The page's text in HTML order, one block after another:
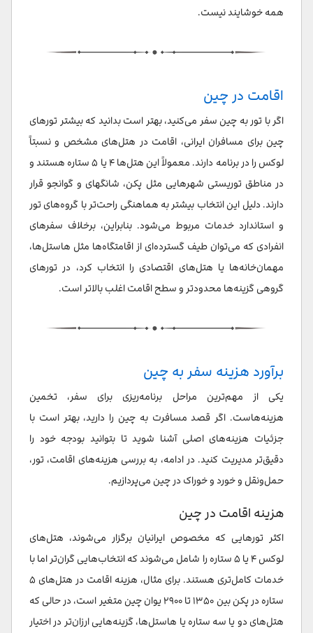
همه خوشایند نیست.
اقامت در چین
اگر با تور به چین سفر می‌کنید، بهتر است بدانید که بیشتر تورهای
چین برای مسافران ایرانی، اقامت در هتل‌های مشخص و نسبتاً
لوکس را در برنامه دارند. معمولاً این هتل‌ها ۴ یا ۵ ستاره هستند و
در مناطق توریستی شهرهایی مثل پکن، شانگهای و گوانجو قرار
دارند. دلیل این انتخاب بیشتر به هماهنگی راحت‌تر با گروه‌های تور
و استاندارد خدمات مربوط می‌شود. بنابراین، برخلاف سفرهای
انفرادی که می‌توان طیف گسترده‌ای از اقامتگاه‌ها مثل هاستل‌ها،
مهمان‌خانه‌ها یا هتل‌های اقتصادی را انتخاب کرد، در تورهای
گروهی گزینه‌ها محدودتر و سطح اقامت اغلب بالاتر است.
برآورد هزینه سفر به چین
یکی از مهم‌ترین مراحل برنامه‌ریزی برای سفر، تخمین
هزینه‌هاست. اگر قصد مسافرت به چین را دارید، بهتر است با
جزئیات هزینه‌های اصلی آشنا شوید تا بتوانید بودجه خود را
دقیق‌تر مدیریت کنید. در ادامه، به بررسی هزینه‌های اقامت، تور،
حمل‌ونقل و خورد و خوراک در چین می‌پردازیم.
هزینه اقامت در چین
اکثر تورهایی که مخصوص ایرانیان برگزار می‌شوند، هتل‌های
لوکس ۴ یا ۵ ستاره را شامل می‌شوند که انتخاب‌هایی گران‌تر اما با
خدمات کامل‌تری هستند. برای مثال، هزینه اقامت در هتل‌های ۵
ستاره در پکن بین ۱۳۵۰ تا ۲۹۰۰ یوان چین متغیر است، در حالی که
هتل‌های دو یا سه ستاره یا هاستل‌ها، گزینه‌هایی ارزان‌تر در اختیار